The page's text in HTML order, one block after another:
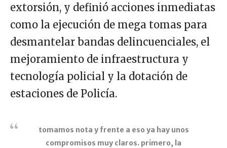
extorsión, y definió acciones inmediatas
como la ejecución de mega tomas para
desmantelar bandas delincuenciales, el
mejoramiento de infraestructura y
tecnología policial y la dotación de
estaciones de Policía.
tomamos nota y frente a eso ya hay unos
compromisos muy claros. primero, la